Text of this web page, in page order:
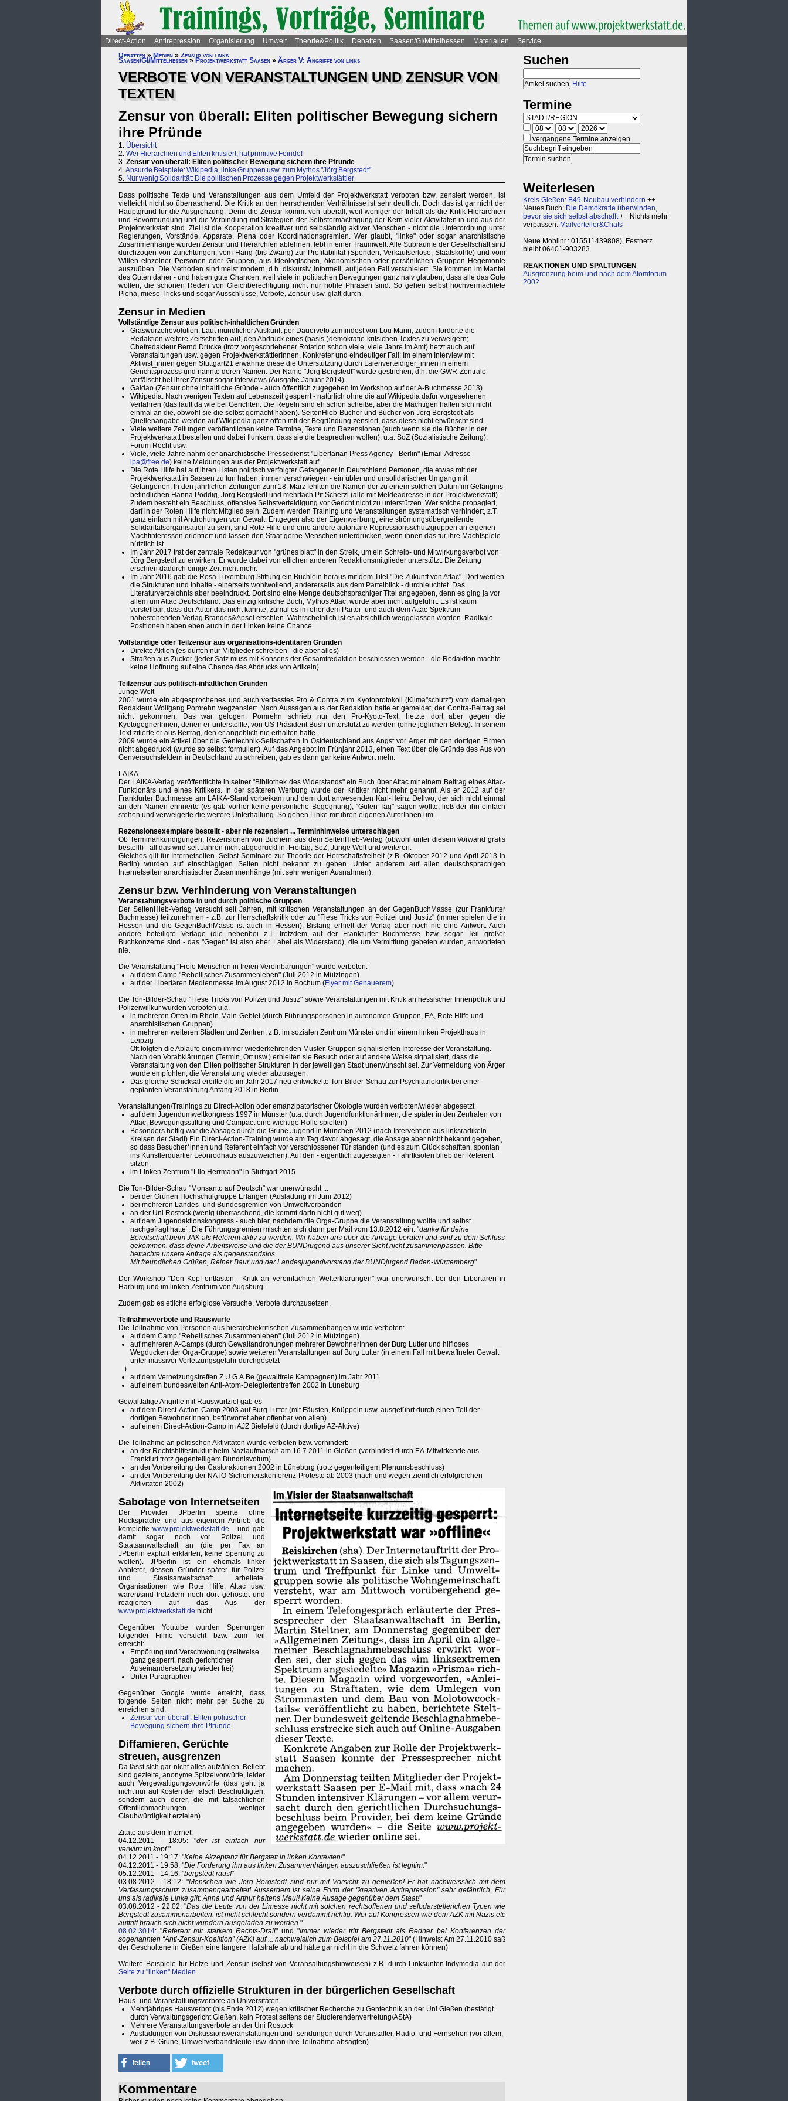
Direct-Action Antirepression Organisierung Umwelt Theorie&Politik Debatten Saasen/GI/Mittelhessen Materialien
Service
Debatten » Medien » Zensur von links
Saasen/GI/Mittelhessen » Projektwerkstatt Saasen » Ärger V: Angriffe von links
VERBOTE VON VERANSTALTUNGEN UND ZENSUR VON
TEXTEN
Zensur von überall: Eliten politischer Bewegung sichern
ihre Pfründe
1. Übersicht
2. Wer Hierarchien und Eliten kritisiert, hat primitive Feinde!
3. Zensur von überall: Eliten politischer Bewegung sichern ihre Pfründe
4.Absurde Beispiele: Wikipedia, linke Gruppen usw. zum Mythos "Jörg Bergstedt"
5. Nur wenig Solidarität: Die politischen Prozesse gegen Projektwerkstättler
Dass politische Texte und Veranstaltungen aus dem Umfeld der Projektwerkstatt verboten bzw. zensiert werden, ist
vielleicht nicht so überraschend. Die Kritik an den herrschenden Verhältnisse ist sehr deutlich. Doch das ist gar nicht der
Hauptgrund für die Ausgrenzung. Denn die Zensur kommt von überall, weil weniger der Inhalt als die Kritik Hierarchien
und Bevormundung und die Verbindung mit Strategien der Selbstermächtigung der Kern vieler Aktivitäten in und aus der
Projektwerkstatt sind. Ziel ist die Kooperation kreativer und selbständig aktiver Menschen - nicht die Unterordnung unter
Regierungen, Vorstände, Apparate, Plena oder Koordinationsgremien. Wer glaubt, "linke" oder sogar anarchistische
Zusammenhänge würden Zensur und Hierarchien ablehnen, lebt in einer Traumwelt. Alle Subräume der Gesellschaft sind
durchzogen von Zurichtungen, vom Hang (bis Zwang) zur Profitabilität (Spenden, Verkaufserlöse, Staatskohle) und vom
Willen einzelner Personen oder Gruppen, aus ideologischen, ökonomischen oder persönlichen Gruppen Hegemonie
auszuüben. Die Methoden sind meist modern, d.h. diskursiv, informell, auf jeden Fall verschleiert. Sie kommen im Mantel
des Guten daher - und haben gute Chancen, weil viele in politischen Bewegungen ganz naiv glauben, dass alle das Gute
wollen, die schönen Reden von Gleichberechtigung nicht nur hohle Phrasen sind. So gehen selbst hochvermachtete
Plena, miese Tricks und sogar Ausschlüsse, Verbote, Zensur usw. glatt durch.
Zensur in Medien
Vollständige Zensur aus politisch-inhaltlichen Gründen
Graswurzelrevolution: Laut mündlicher Auskunft per Dauerveto zumindest von Lou Marin; zudem forderte die
Redaktion weitere Zeitschriften auf, den Abdruck eines (basis-)demokratie-kritsichen Textes zu verweigern;
Chefredakteur Bernd Drücke (trotz vorgeschriebener Rotation schon viele, viele Jahre im Amt) hetzt auch auf
Veranstaltungen usw. gegen ProjektwerkstättlerInnen. Konkreter und eindeutiger Fall: Im einem Interview mit
Aktivist_innen gegen Stuttgart21 erwähnte diese die Unterstützung durch Laienverteidiger_innen in einem
Gerichtsprozess und nannte deren Namen. Der Name "Jörg Bergstedt" wurde gestrichen, d.h. die GWR-Zentrale
verfälscht bei ihrer Zensur sogar Interviews (Ausgabe Januar 2014).
Gaidao (Zensur ohne inhaltliche Gründe - auch öffentlich zugegeben im Workshop auf der A-Buchmesse 2013)
Wikipedia: Nach wenigen Texten auf Lebenszeit gesperrt - natürlich ohne die auf Wikipedia dafür vorgesehenen
Verfahren (das läuft da wie bei Gerichten: Die Regeln sind eh schon scheiße, aber die Mächtigen halten sich nicht
einmal an die, obwohl sie die selbst gemacht haben). SeitenHieb-Bücher und Bücher von Jörg Bergstedt als
Quellenangabe werden auf Wikipedia ganz offen mit der Begründung zensiert, dass diese nicht erwünscht sind.
Viele weitere Zeitungen veröffentlichen keine Termine, Texte und Rezensionen (auch wenn sie die Bücher in der
Projektwerkstatt bestellen und dabei flunkern, dass sie die besprechen wollen), u.a. SoZ (Sozialistische Zeitung),
Forum Recht usw.
Viele, viele Jahre nahm der anarchistische Pressedienst "Libertarian Press Agency - Berlin" (Email-Adresse
lpa@free.de) keine Meldungen aus der Projektwerkstatt auf.
Die Rote Hilfe hat auf ihren Listen politisch verfolgter Gefangener in Deutschland Personen, die etwas mit der
Projektwerkstatt in Saasen zu tun haben, immer verschwiegen - ein übler und unsolidarischer Umgang mit
Gefangenen. In den jährlichen Zeitungen zum 18. März fehlten die Namen der zu einem solchen Datum im Gefängnis
befindlichen Hanna Poddig, Jörg Bergstedt und mehrfach Pit Scherzl (alle mit Meldeadresse in der Projektwerkstatt).
Zudem besteht ein Beschluss, offensive Selbstverteidigung vor Gericht nicht zu unterstützen. Wer solche propagiert,
darf in der Roten Hilfe nicht Mitglied sein. Zudem werden Training und Veranstaltungen systematisch verhindert, z.T.
ganz einfach mit Androhungen von Gewalt. Entgegen also der Eigenwerbung, eine strömungsübergreifende
Solidaritätsorganisation zu sein, sind Rote Hilfe und eine andere autoritäre Repressionsschutzgruppen an eigenen
Machtinteressen orientiert und lassen den Staat gerne Menschen unterdrücken, wenn ihnen das für ihre Machtspiele
nützlich ist.
Im Jahr 2017 trat der zentrale Redakteur von "grünes blatt" in den Streik, um ein Schreib- und Mitwirkungsverbot von
Jörg Bergstedt zu erwirken. Er wurde dabei von etlichen anderen Redaktionsmitglieder unterstützt. Die Zeitung
erschien dadurch einige Zeit nicht mehr.
Im Jahr 2016 gab die Rosa Luxemburg Stiftung ein Büchlein heraus mit dem Titel "Die Zukunft von Attac". Dort werden
die Strukturen und Inhalte - einerseits wohlwollend, andererseits aus dem Parteiblick - durchleuchtet. Das
Literaturverzeichnis aber beeindruckt. Dort sind eine Menge deutschsprachiger Titel angegeben, denn es ging ja vor
allem um Attac Deutschland. Das einzig kritische Buch, Mythos Attac, wurde aber nicht aufgeführt. Es ist kaum
vorstellbar, dass der Autor das nicht kannte, zumal es im eher dem Partei- und auch dem Attac-Spektrum
nahestehenden Verlag Brandes&Apsel erschien. Wahrscheinlich ist es absichtlich weggelassen worden. Radikale
Positionen haben eben auch in der Linken keine Chance.
Vollständige oder Teilzensur aus organisations-identitären Gründen
Direkte Aktion (es dürfen nur Mitglieder schreiben - die aber alles)
Straßen aus Zucker (jeder Satz muss mit Konsens der Gesamtredaktion beschlossen werden - die Redaktion machte
keine Hoffnung auf eine Chance des Abdrucks von Artikeln)
Teilzensur aus politisch-inhaltlichen Gründen
Junge Welt
2001 wurde ein abgesprochenes und auch verfasstes Pro & Contra zum Kyotoprotokoll (Klima"schutz") vom damaligen
Redakteur Wolfgang Pomrehn wegzensiert. Nach Aussagen aus der Redaktion hatte er gemeldet, der Contra-Beitrag sei
nicht gekommen. Das war gelogen. Pomrehn schrieb nur den Pro-Kyoto-Text, hetzte dort aber gegen die
KyotogegnerInnen, denen er unterstellte, von US-Präsident Bush unterstützt zu werden (ohne jeglichen Beleg). In seinem
Text zitierte er aus Beitrag, den er angeblich nie erhalten hatte ...
2009 wurde ein Artikel über die Gentechnik-Seilschaften in Ostdeutschland aus Angst vor Ärger mit den dortigen Firmen
nicht abgedruckt (wurde so selbst formuliert). Auf das Angebot im Frühjahr 2013, einen Text über die Gründe des Aus von
Genversuchsfeldern in Deutschland zu schreiben, gab es dann gar keine Antwort mehr.
LAIKA
Der LAIKA-Verlag veröffentlichte in seiner "Bibliothek des Widerstands" ein Buch über Attac mit einem Beitrag eines Attac-
Funktionärs und eines Kritikers. In der späteren Werbung wurde der Kritiker nicht mehr genannt. Als er 2012 auf der
Frankfurter Buchmesse am LAIKA-Stand vorbeikam und dem dort anwesenden Karl-Heinz Dellwo, der sich nicht einmal
an den Namen erinnerte (es gab vorher keine persönliche Begegnung), "Guten Tag" sagen wollte, ließ der ihn einfach
stehen und verweigerte die weitere Unterhaltung. So gehen Linke mit ihren eigenen AutorInnen um ...
Rezensionsexemplare bestellt - aber nie rezensiert ... Terminhinweise unterschlagen
Ob Terminankündigungen, Rezensionen von Büchern aus dem SeitenHieb-Verlag (obwohl unter diesem Vorwand gratis
bestellt) - all das wird seit Jahren nicht abgedruckt in: Freitag, SoZ, Junge Welt und weiteren.
Gleiches gilt für Internetseiten. Selbst Seminare zur Theorie der Herrschaftsfreiheit (z.B. Oktober 2012 und April 2013 in
Berlin) wurden auf einschlägigen Seiten nicht bekannt zu geben. Unter anderem auf allen deutschsprachigen
Internetseiten anarchistischer Zusammenhänge (mit sehr wenigen Ausnahmen).
Zensur bzw. Verhinderung von Veranstaltungen
Veranstaltungsverbote in und durch politische Gruppen
Der SeitenHieb-Verlag versucht seit Jahren, mit kritischen Veranstaltungen an der GegenBuchMasse (zur Frankfurter
Buchmesse) teilzunehmen - z.B. zur Herrschaftskritik oder zu "Fiese Tricks von Polizei und Justiz" (immer spielen die in
Hessen und die GegenBuchMasse ist auch in Hessen). Bislang erhielt der Verlag aber noch nie eine Antwort. Auch
andere beteiligte Verlage (die nebenbei z.T. trotzdem auf der Frankfurter Buchmesse bzw. sogar Teil großer
Buchkonzerne sind - das "Gegen" ist also eher Label als Widerstand), die um Vermittlung gebeten wurden, antworteten
nie.
Die Veranstaltung "Freie Menschen in freien Vereinbarungen" wurde verboten:
auf dem Camp "Rebellisches Zusammenleben" (Juli 2012 in Mützingen)
auf der Libertären Medienmesse im August 2012 in Bochum (Flyer mit Genauerem)
Die Ton-Bilder-Schau "Fiese Tricks von Polizei und Justiz" sowie Veranstaltungen mit Kritik an hessischer Innenpolitik und
Polizeiwillkür wurden verboten u.a.
in mehreren Orten im Rhein-Main-Gebiet (durch Führungspersonen in autonomen Gruppen, EA, Rote Hilfe und
anarchistischen Gruppen)
in mehreren weiteren Städten und Zentren, z.B. im sozialen Zentrum Münster und in einem linken Projekthaus in
Leipzig
Oft folgten die Abläufe einem immer wiederkehrenden Muster. Gruppen signalisierten Interesse der Veranstaltung.
Nach den Vorabklärungen (Termin, Ort usw.) erhielten sie Besuch oder auf andere Weise signalisiert, dass die
Veranstaltung von den Eliten politischer Strukturen in der jeweiligen Stadt unerwünscht sei. Zur Vermeidung von Ärger
wurde empfohlen, die Veranstaltung wieder abzusagen.
Das gleiche Schicksal ereilte die im Jahr 2017 neu entwickelte Ton-Bilder-Schau zur Psychiatriekritik bei einer
geplanten Veranstaltung Anfang 2018 in Berlin
Veranstaltungen/Trainings zu Direct-Action oder emanzipatorischer Ökologie wurden verboten/wieder abgesetzt
auf dem Jugendumweltkongress 1997 in Münster (u.a. durch JugendfunktionärInnen, die später in den Zentralen von
Attac, Bewegungsstiftung und Campact eine wichtige Rolle spielten)
Besonders heftig war die Absage durch die Grüne Jugend in München 2012 (nach Intervention aus linksradikeln
Kreisen der Stadt).Ein Direct-Action-Training wurde am Tag davor abgesagt, die Absage aber nicht bekannt gegeben,
so dass Besucher*innen und Referent einfach vor verschlossener Tür standen (und es zum Glück schafften, spontan
ins Künstlerquartier Leonrodhaus auszuweichen). Auf den - eigentlich zugesagten - Fahrtksoten blieb der Referent
sitzen.
im Linken Zentrum "Lilo Herrmann" in Stuttgart 2015
Die Ton-Bilder-Schau "Monsanto auf Deutsch" war unerwünscht ...
bei der Grünen Hochschulgruppe Erlangen (Ausladung im Juni 2012)
bei mehreren Landes- und Bundesgremien von Umweltverbänden
an der Uni Rostock (wenig überraschend, die kommt darin nicht gut weg)
auf dem Jugendaktionskongress - auch hier, nachdem die Orga-Gruppe die Veranstaltung wollte und selbst
nachgefragt hatte´. Die Führungsgremien mischten sich dann per Mail vom 13.8.2012 ein: "danke für deine
Bereitschaft beim JAK als Referent aktiv zu werden. Wir haben uns über die Anfrage beraten und sind zu dem Schluss
gekommen, dass deine Arbeitsweise und die der BUNDjugend aus unserer Sicht nicht zusammenpassen. Bitte
betrachte unsere Anfrage als gegenstandslos.
Mit freundlichen Grüßen, Reiner Baur und der Landesjugendvorstand der BUNDjugend Baden-Württemberg"
Der Workshop "Den Kopf entlasten - Kritik an vereinfachten Welterklärungen" war unerwünscht bei den Libertären in
Harburg und im linken Zentrum von Augsburg.
Zudem gab es etliche erfolglose Versuche, Verbote durchzusetzen.
Teilnahmeverbote und Rauswürfe
Die Teilnahme von Personen aus hierarchiekritischen Zusammenhängen wurde verboten:
auf dem Camp "Rebellisches Zusammenleben" (Juli 2012 in Mützingen)
auf mehreren A-Camps (durch Gewaltandrohungen mehrerer BewohnerInnen der Burg Lutter und hilfloses
Wegducken der Orga-Gruppe) sowie weiteren Veranstaltungen auf Burg Lutter (in einem Fall mit bewaffneter Gewalt
unter massiver Verletzungsgefahr durchgesetzt
)
auf dem Vernetzungstreffen Z.U.G.A.Be (gewaltfreie Kampagnen) im Jahr 2011
auf einem bundesweiten Anti-Atom-Delegiertentreffen 2002 in Lüneburg
Gewalttätige Angriffe mit Rauswurfziel gab es
auf dem Direct-Action-Camp 2003 auf Burg Lutter (mit Fäusten, Knüppeln usw. ausgeführt durch einen Teil der
dortigen BewohnerInnen, befürwortet aber offenbar von allen)
auf einem Direct-Action-Camp im AJZ Bielefeld (durch dortige AZ-Aktive)
Die Teilnahme an politischen Aktivitäten wurde verboten bzw. verhindert:
an der Rechtshilfestruktur beim Naziaufmarsch am 16.7.2011 in Gießen (verhindert durch EA-Mitwirkende aus
Frankfurt trotz gegenteiligem Bündnisvotum)
an der Vorbereitung der Castoraktionen 2002 in Lüneburg (trotz gegenteiligem Plenumsbeschluss)
an der Vorbereitung der NATO-Sicherheitskonferenz-Proteste ab 2003 (nach und wegen ziemlich erfolgreichen
Aktivitäten 2002)
Sabotage von Internetseiten
Der Provider JPberlin sperrte ohne
Rücksprache und aus eigenem Antrieb die
komplette www.projektwerkstatt.de - und gab
damit sogar noch vor Polizei und
Staatsanwaltschaft an (die per Fax an
JPberlin explizit erklärten, keine Sperrung zu
wollen). JPberlin ist ein ehemals linker
Anbieter, dessen Gründer später für Polizei
und Staatsanwaltschaft arbeitete.
Organisationen wie Rote Hilfe, Attac usw.
waren/sind trotzdem noch dort gehostet und
reagierten auf das Aus der
www.projektwerkstatt.de nicht.
Gegenüber Youtube wurden Sperrungen
folgender Filme versucht bzw. zum Teil
erreicht:
Empörung und Verschwörung (zeitweise
ganz gesperrt, nach gerichtlcher
Auseinandersetzung wieder frei)
Unter Paragraphen
Gegenüber Google wurde erreicht, dass
folgende Seiten nicht mehr per Suche zu
erreichen sind:
Zensur von überall: Eliten politischer
Bewegung sichern ihre Pfründe
Diffamieren, Gerüchte
streuen, ausgrenzen
Da lässt sich gar nicht alles aufzählen. Beliebt
sind gezielte, anonyme Spitzelvorwürfe, leider
auch Vergewaltigungsvorwürfe (das geht ja
nicht nur auf Kosten der falsch Beschuldigten,
sondern auch derer, die mit tatsächlichen
Öffentlichmachungen weniger
Glaubwürdigkeit erzielen).
Zitate aus dem Internet:
04.12.2011 - 18:05: "der ist einfach nur
verwirrt im kopf."
04.12.2011 - 19:17: "Keine Akzeptanz für Bergstett in linken Kontexten!"
04.12.2011 - 19:58: "Die Forderung ihn aus linken Zusammenhängen auszuschließen ist legitim."
05.12.2011 - 14:16: "bergstedt raus!"
03.08.2012 - 18:12: "Menschen wie Jörg Bergstedt sind nur mit Vorsicht zu genießen! Er hat nachweisslich mit dem
Verfassungsschutz zusammengearbeitet! Ausserdem ist seine Form der "kreativen Antirepression" sehr gefährlich. Für
uns als radikale Linke gilt: Anna und Arthur haltens Maul! Keine Ausage gegenüber dem Staat!"
03.08.2012 - 22:02: "Das die Leute von der Limesse nicht mit solchen rechtsoffenen und selbdarstellerichen Typen wie
Bergstedt zusammenarbeiten, ist nicht schlecht sondern verdammt richtig. Wer auf Kongressen wie dem AZK mit Nazis etc
auftritt brauch sich nicht wundern ausgeladen zu werden."
08.02.3014: "Referent mit starkem Rechts-Drall" und "Immer wieder tritt Bergstedt als Redner bei Konferenzen der
sogenannten “Anti-Zensur-Koalition” (AZK) auf ... nachweislich zum Beispiel am 27.11.2010" (Hinweis: Am 27.11.2010 saß
der Gescholtene in Gießen eine längere Haftstrafe ab und hätte gar nicht in die Schweiz fahren können)
Weitere Beispiele für Hetze und Zensur (selbst von Veransaltungshinweisen) z.B. durch Linksunten.Indymedia auf der
Seite zu "linken" Medien.
Verbote durch offizielle Strukturen in der bürgerlichen Gesellschaft
Haus- und Veranstaltungsverbote an Universitäten
Mehrjähriges Hausverbot (bis Ende 2012) wegen kritischer Recherche zu Gentechnik an der Uni Gießen (bestätigt
durch Verwaltungsgericht Gießen, kein Protest seitens der Studierendenvertretung/AStA)
Mehrere Veranstaltungsverbote an der Uni Rostock
Ausladungen von Diskussionsveranstaltungen und -sendungen durch Veranstalter, Radio- und Fernsehen (vor allem,
weil z.B. Grüne, Umweltverbandsleute usw. dann ihre Teilnahme absagten)
Kommentare
Suchen
Hilfe
Termine
vergangene Termine anzeigen
Weiterlesen
Kreis Gießen: B49-Neubau verhindern ++
Neues Buch: Die Demokratie überwinden,
bevor sie sich selbst abschafft++ Nichts mehr
verpassen: Mailverteiler&Chats
Neue Mobilnr.: 015511439808), Festnetz
bleibt 06401-903283
REAKTIONEN UND SPALTUNGEN
Ausgrenzung beim und nach dem Atomforum
2002